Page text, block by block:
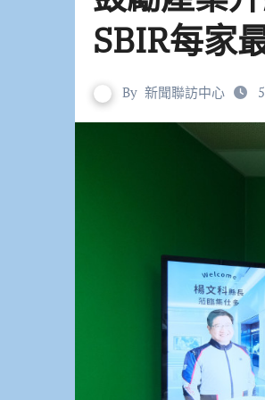
SBIR每家
By 新聞聯訪中心